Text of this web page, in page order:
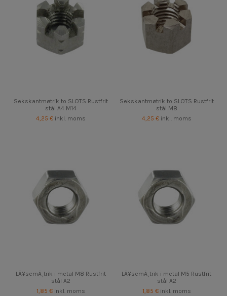
Sekskantmøtrik to SLOTS Rustfrit
stål A4 M14
4,25 € inkl. moms
Sekskantmøtrik to SLOTS Rustfrit
stål M8
4,25 € inkl. moms
LÃ¥semÃ¸trik i metal M8 Rustfrit
stål A2
1,85 € inkl. moms
LÃ¥semÃ¸trik i metal M5 Rustfrit
stål A2
1,85 € inkl. moms